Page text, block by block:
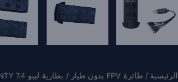
الرئيسية / طائرة FPV بدون طيار